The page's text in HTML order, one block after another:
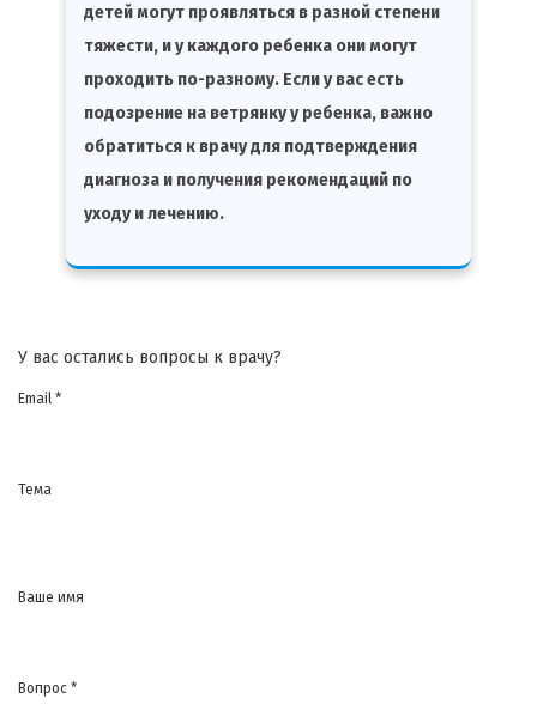
детей могут проявляться в разной степени
тяжести, и у каждого ребенка они могут
проходить по-разному. Если у вас есть
подозрение на ветрянку у ребенка, важно
обратиться к врачу для подтверждения
диагноза и получения рекомендаций по
уходу и лечению.
У вас остались вопросы к врачу?
Email *
Тема
Ваше имя
Вопрос *